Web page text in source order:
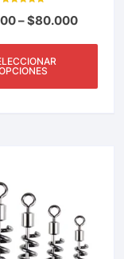
Rio, Lago, Mar.
Tamaños
5.00
de 5
–$80.000